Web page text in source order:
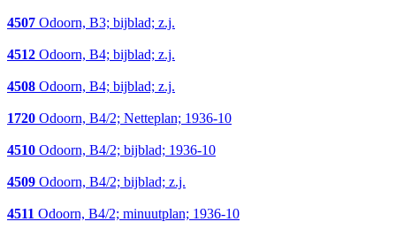
4507 Odoorn, B3; bijblad; z.j.
4512 Odoorn, B4; bijblad; z.j.
4508 Odoorn, B4; bijblad; z.j.
1720 Odoorn, B4/2; Netteplan; 1936-10
4510 Odoorn, B4/2; bijblad; 1936-10
4509 Odoorn, B4/2; bijblad; z.j.
4511 Odoorn, B4/2; minuutplan; 1936-10